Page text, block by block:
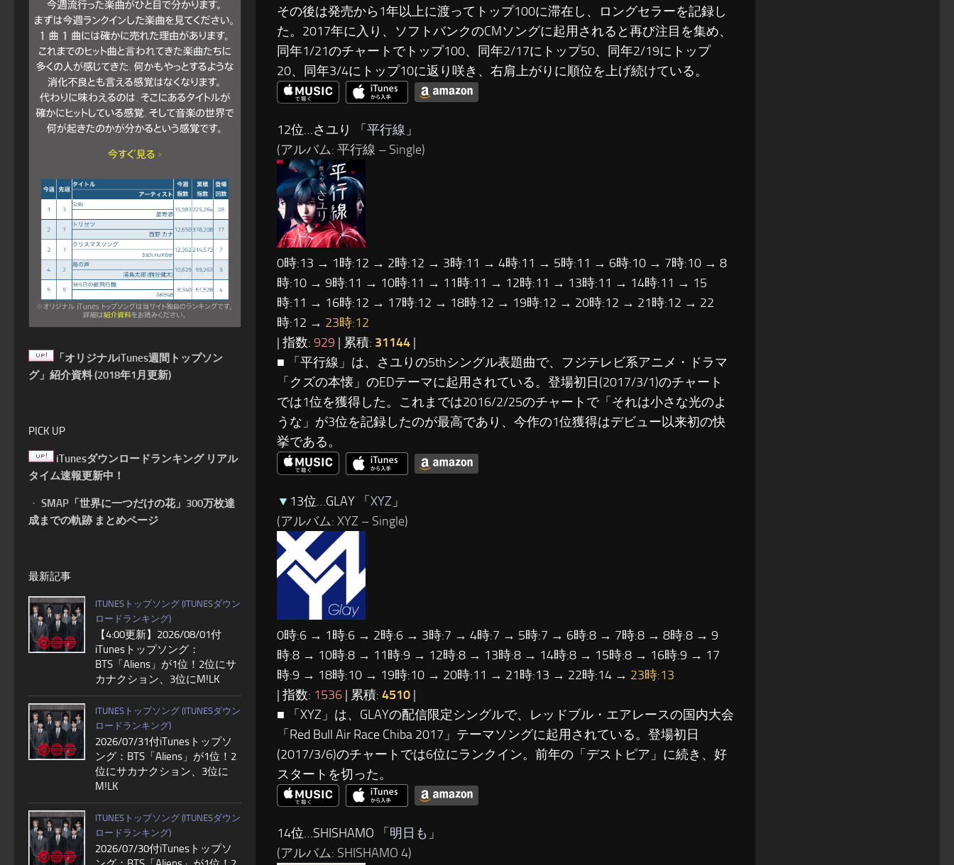
その後は発売から1年以上に渡ってトップ100に滞在し、ロングセラーを記録し
た。2017年に入り、ソフトバンクのCMソングに起用されると再び注目を集め、
同年1/21のチャートでトップ100、同年2/17にトップ50、同年2/19にトップ
20、同年3/4にトップ10に返り咲き、右肩上がりに順位を上げ続けている。
12位…さユり 「 平行線 」
(アルバム: 平行線 – Single)
0時:13 → 1時:12 → 2時:12 → 3時:11 → 4時:11 → 5時:11 → 6時:10 → 7時:10 → 8
時:10 → 9時:11 → 10時:11 → 11時:11 → 12時:11 → 13時:11 → 14時:11 → 15
時:11 → 16時:12 → 17時:12 → 18時:12 → 19時:12 → 20時:12 → 21時:12 → 22
時:12 → 23時:12
| 指数: 929 | 累積: 31144 |
■ 「平行線」は、さユりの5thシングル表題曲で、フジテレビ系アニメ・ドラマ
「クズの本懐」のEDテーマに起用されている。登場初日(2017/3/1)のチャート
では1位を獲得した。これまでは2016/2/25のチャートで「それは小さな光のよ
うな」が3位を記録したのが最高であり、今作の1位獲得はデビュー以来初の快
挙である。
▼ 13位…GLAY 「XYZ 」
(アルバム: XYZ – Single)
0時:6 → 1時:6 → 2時:6 → 3時:7 → 4時:7 → 5時:7 → 6時:8 → 7時:8 → 8時:8 → 9
時:8 → 10時:8 → 11時:9 → 12時:8 → 13時:8 → 14時:8 → 15時:8 → 16時:9 → 17
時:9 → 18時:10 → 19時:10 → 20時:11 → 21時:13 → 22時:14 → 23時:13
| 指数: 1536 | 累積: 4510 |
■ 「XYZ」は、GLAYの配信限定シングルで、レッドブル・エアレースの国内大会
「Red Bull Air Race Chiba 2017」テーマソングに起用されている。登場初日
(2017/3/6)のチャートでは6位にランクイン。前年の「デストピア」に続き、好
スタートを切った。
14位…SHISHAMO 「 明日も 」
(アルバム: SHISHAMO 4)
「オリジナルiTunes週間トップソン
グ」紹介資料 (2018年1月更新)
PICK UP
iTunesダウンロードランキング リアル
タイム速報更新中！
・ SMAP「世界に一つだけの花」300万枚達
成までの軌跡 まとめページ
最新記事
ITUNESトップソング (ITUNESダウン
ロードランキング)
【4:00更新】2026/08/01付
iTunesトップソング：
BTS「Aliens」が1位！2位にサ
カナクション、3位にM!LK
ITUNESトップソング (ITUNESダウン
ロードランキング)
2026/07/31付iTunesトップソ
ング：BTS「Aliens」が1位！2
位にサカナクション、3位に
M!LK
ITUNESトップソング (ITUNESダウン
ロードランキング)
2026/07/30付iTunesトップソ